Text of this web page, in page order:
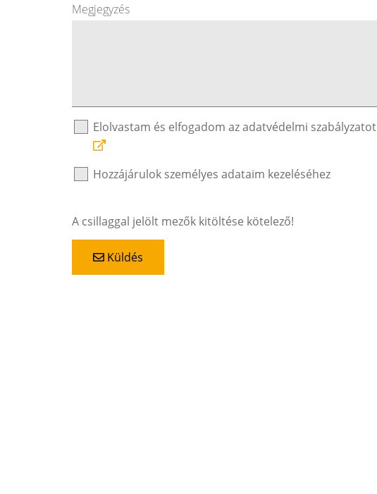
Megjegyzés
Elolvastam és elfogadom az adatvédelmi szabályzatot
Hozzájárulok személyes adataim kezeléséhez
A csillaggal jelölt mezők kitöltése kötelező!
Küldés